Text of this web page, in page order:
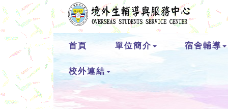
首頁 單位簡介 宿舍輔導
校外連結